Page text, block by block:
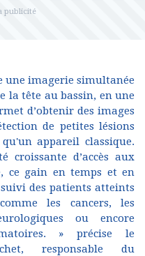
une imagerie simultanée
la tête au bassin, en une
d’obtenir des images
de petites lésions
appareil classique.
croissante d’accès aux
ce gain en temps et en
des patients atteints
les cancers, les
ou encore
» précise le
responsable du